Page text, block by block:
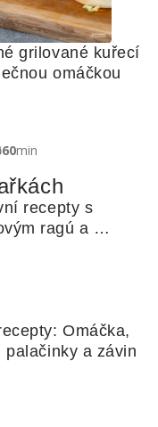
grilované kuřecí
omáčkou
60min
recepty s
ragú a
Omáčka,
palačinky a závin